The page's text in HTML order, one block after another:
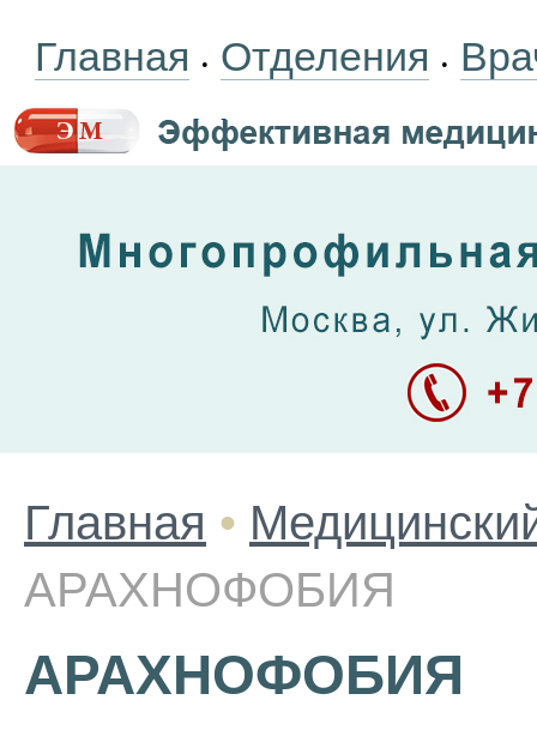
Главная • Отделения •
Главная •
АРАХНОФОБИЯ
АРАХНОФОБИЯ